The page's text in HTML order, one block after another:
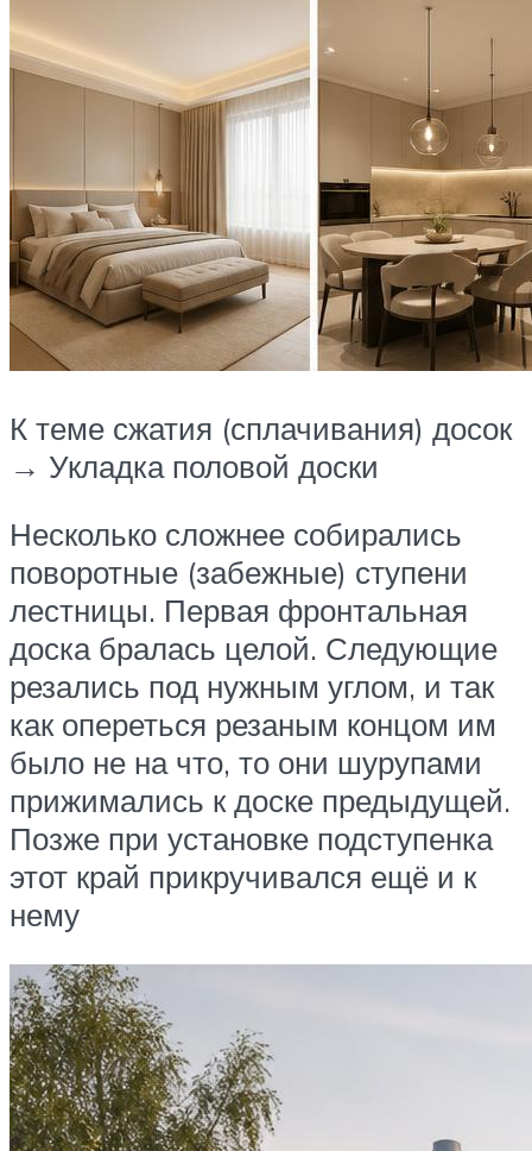
К теме сжатия (сплачивания) досок
→ Укладка половой доски
Несколько сложнее собирались
поворотные (забежные) ступени
лестницы. Первая фронтальная
доска бралась целой. Следующие
резались под нужным углом, и так
как опереться резаным концом им
было не на что, то они шурупами
прижимались к доске предыдущей.
Позже при установке подступенка
этот край прикручивался ещё и к
нему